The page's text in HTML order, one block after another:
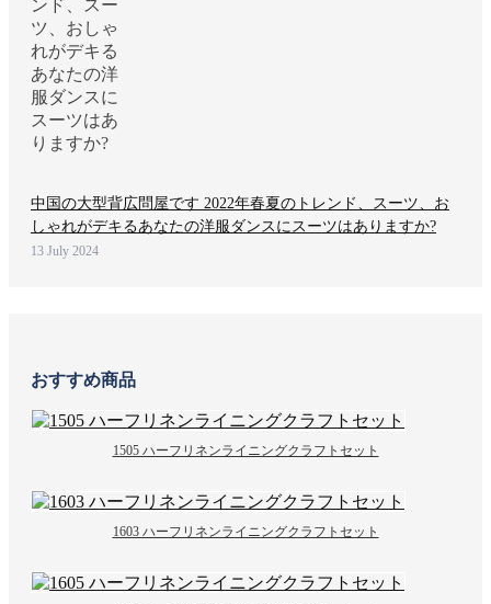
中国の大型背広問屋です 2022年春夏のトレンド、スーツ、お
しゃれがデキるあなたの洋服ダンスにスーツはありますか?
13 July 2024
おすすめ商品
1505 ハーフリネンライニングクラフトセット
1603 ハーフリネンライニングクラフトセット